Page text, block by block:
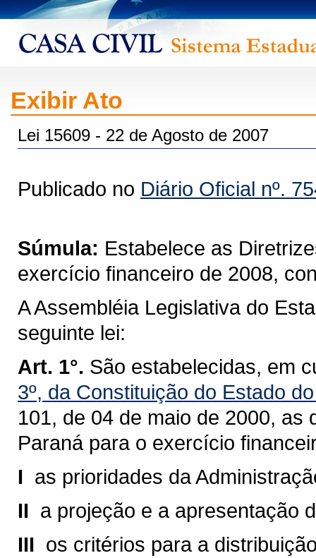
Exibir Ato
Lei 15609 - 22 de Agosto de 2007
Publicado no Diário Oficial nº.
Súmula: Estabelece as
exercício financeiro de 2008,
A Assembléia Legislativa do
seguinte lei:
Art. 1°. São estabelecidas, em
3º, da Constituição do Estado
101, de 04 de maio de 2000, as
Paraná para o exercício
I  as prioridades da
II  a projeção e a apresentação
III  os critérios para a